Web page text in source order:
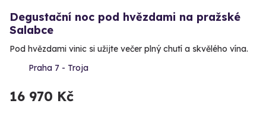
Degustační noc pod hvězdami na pražské
Salabce
Pod hvězdami vinic si užijte večer plný chutí a skvělého vína.
Praha 7 - Troja
16 970 Kč